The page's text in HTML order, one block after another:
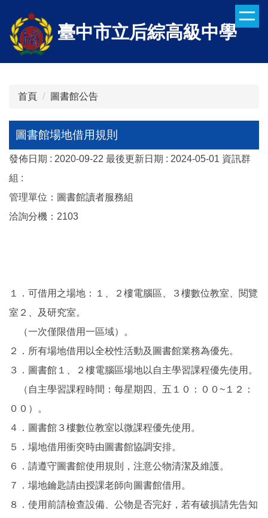
到
主
臺中市立后綜高級中學
首頁 圖書館公告
圖書館場地借用規則
發佈日期 : 2020-09-22 最後更新日期 : 2024-05-01 資訊群
組 :
管理單位：圖書館讀者服務組
洽詢分機：2103
１．可借用之場地：１、２樓電腦區、３樓數位教室、閱覽
室２、及研究室。
（一次僅限借用一區域）。
２．所有場地借用以全校性活動及圖書館業務為優先。
３．圖書館１、２樓電腦區場地以自主學習課程優先使用。
（自主學習課程時間：每星期四、五１０：００~１２：
００）。
４．圖書館３樓數位教室以微課程優先使用。
５．場地借用衝突時由圖書館協調安排。
６．請遵守圖書館使用規則，注意公物清潔及維護。
７．場地鑰匙請由授課老師向圖書館借用。
８．使用前請檢查設備、公物是否完好，若有破損請先告知